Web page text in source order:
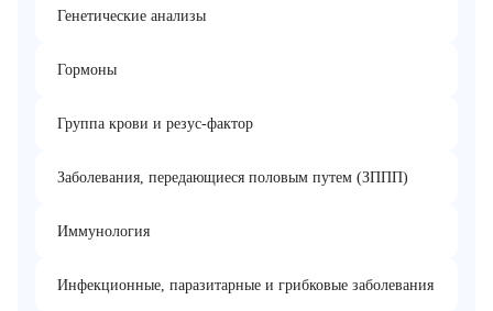
Генетические анализы
Гормоны
Группа крови и резус-фактор
Заболевания, передающиеся половым путем (ЗППП)
Иммунология
Инфекционные, паразитарные и грибковые заболевания